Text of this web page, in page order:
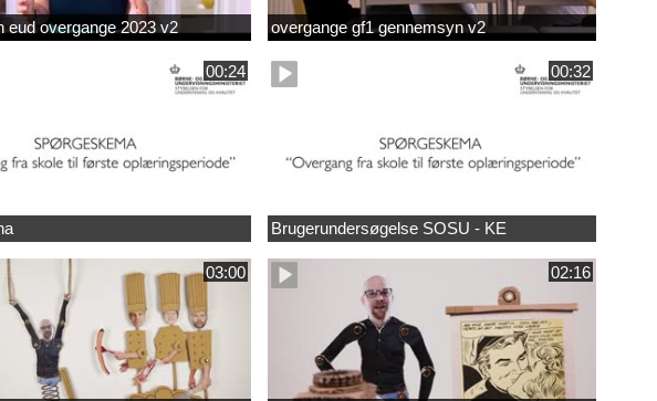
eud overgange 2023 v2 overgange gf1 gennemsyn v2
00:24 00:32
Brugerundersøgelse SOSU - KE
03:00 02:16